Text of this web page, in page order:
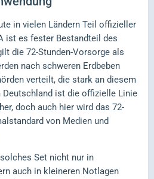
in vielen Ländern Teil offizieller
ist es fester Bestandteil des
die 72-Stunden-Vorsorge als
nach schweren Erdbeben
verteilt, die stark an diesem
ist die offizielle Linie
doch auch hier wird das 72-
von Medien und
Set nicht nur in
auch in kleineren Notlagen